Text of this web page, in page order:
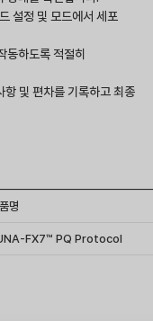
설정 및 모드에서 세포
동하도록 적절히
항 및 편차를 기록하고 최종
명
FX7™ PQ Protocol